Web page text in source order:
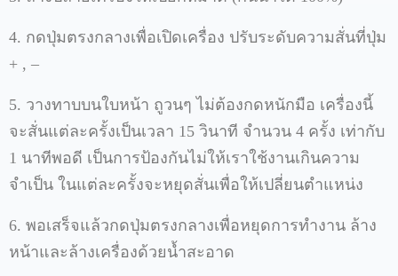
4. กดปุ่มตรงกลางเพื่อเปิดเครื่อง ปรับระดับความสั่นที่ปุ่ม
+ , –
5. วางทาบบนใบหน้า ถูวนๆ ไม่ต้องกดหนักมือ เครื่องนี้
จะสั่นแต่ละครั้งเป็นเวลา 15 วินาที จำนวน 4 ครั้ง เท่ากับ
1 นาทีพอดี เป็นการป้องกันไม่ให้เราใช้งานเกินความ
จำเป็น ในแต่ละครั้งจะหยุดสั่นเพื่อให้เปลี่ยนตำแหน่ง
6. พอเสร็จแล้วกดปุ่มตรงกลางเพื่อหยุดการทำงาน ล้าง
หน้าและล้างเครื่องด้วยน้ำสะอาด